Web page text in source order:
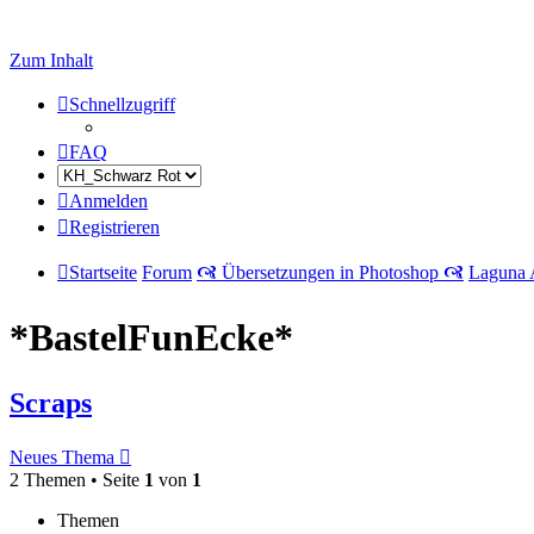
Zum Inhalt
Schnellzugriff
FAQ
Anmelden
Registrieren
Startseite Forum 🙧 Übersetzungen in Photoshop 🙧 Laguna
*BastelFunEcke*
Scraps
Neues Thema
2 Themen • Seite 1 von 1
Themen